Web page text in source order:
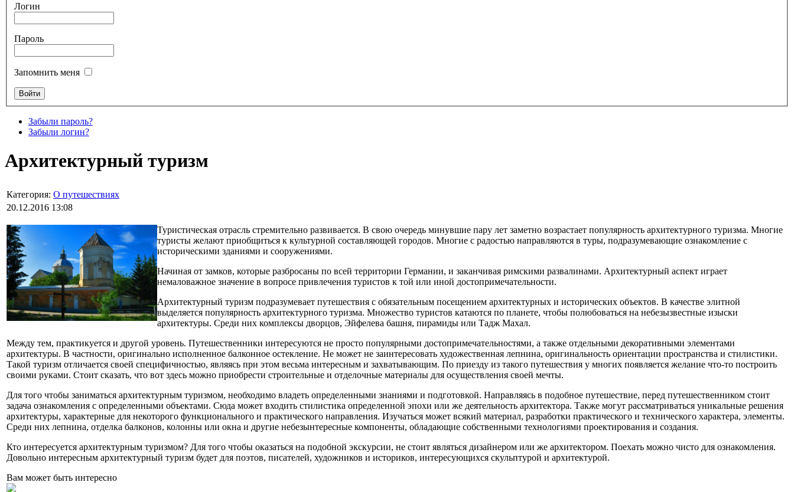
Логин
Пароль
Запомнить меня
Забыли пароль?
Забыли логин?
Архитектурный туризм
Категория: О путешествиях
20.12.2016 13:08
Туристическая отрасль стремительно развивается. В свою очередь минувшие пару лет заметно возрастает популярность архитектурного туризма. Многие
туристы желают приобщиться к культурной составляющей городов. Многие с радостью направляются в туры, подразумевающие ознакомление с
историческими зданиями и сооружениями.
Начиная от замков, которые разбросаны по всей территории Германии, и заканчивая римскими развалинами. Архитектурный аспект играет
немаловажное значение в вопросе привлечения туристов к той или иной достопримечательности.
Архитектурный туризм подразумевает путешествия с обязательным посещением архитектурных и исторических объектов. В качестве элитной
выделяется популярность архитектурного туризма. Множество туристов катаются по планете, чтобы полюбоваться на небезызвестные изыски
архитектуры. Среди них комплексы дворцов, Эйфелева башня, пирамиды или Тадж Махал.
Между тем, практикуется и другой уровень. Путешественники интересуются не просто популярными достопримечательностями, а также отдельными декоративными элементами
архитектуры. В частности, оригинально исполненное балконное остекление. Не может не заинтересовать художественная лепнина, оригинальность ориентации пространства и стилистики.
Такой туризм отличается своей специфичностью, являясь при этом весьма интересным и захватывающим. По приезду из такого путешествия у многих появляется желание что-то построить
своими руками. Стоит сказать, что вот здесь можно приобрести строительные и отделочные материалы для осуществления своей мечты.
Для того чтобы заниматься архитектурным туризмом, необходимо владеть определенными знаниями и подготовкой. Направляясь в подобное путешествие, перед путешественником стоит
задача ознакомления с определенными объектами. Сюда может входить стилистика определенной эпохи или же деятельность архитектора. Также могут рассматриваться уникальные решения
архитектуры, характерные для некоторого функционального и практического направления. Изучаться может всякий материал, разработки практического и технического характера, элементы.
Среди них лепнина, отделка балконов, колонны или окна и другие небезынтересные компоненты, обладающие собственными технологиями проектирования и создания.
Кто интересуется архитектурным туризмом? Для того чтобы оказаться на подобной экскурсии, не стоит являться дизайнером или же архитектором. Поехать можно чисто для ознакомления.
Довольно интересным архитектурный туризм будет для поэтов, писателей, художников и историков, интересующихся скульптурой и архитектурой.
Вам может быть интересно